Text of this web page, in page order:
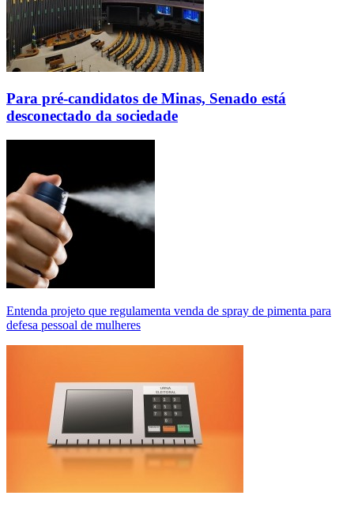
Para pré-candidatos de Minas, Senado está
desconectado da sociedade
Entenda projeto que regulamenta venda de spray de pimenta para
defesa pessoal de mulheres